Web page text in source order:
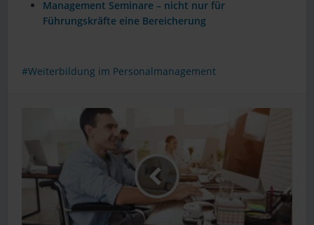
Management Seminare – nicht nur für
Führungskräfte eine Bereicherung
Weiterbildung im Personalmanagement